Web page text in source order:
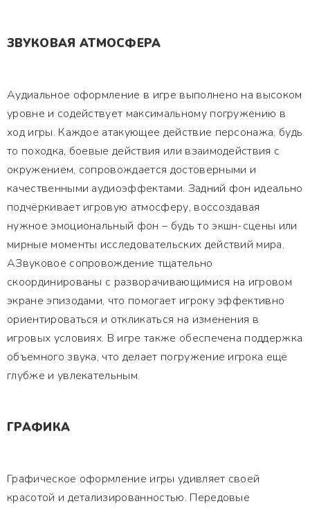
ЗВУКОВАЯ АТМОСФЕРА
Аудиальное оформление в игре выполнено на высоком
уровне и содействует максимальному погружению в
ход игры. Каждое атакующее действие персонажа, будь
то походка, боевые действия или взаимодействия с
окружением, сопровождается достоверными и
качественными аудиоэффектами. Задний фон идеально
подчёркивает игровую атмосферу, воссоздавая
нужное эмоциональный фон – будь то экшн-сцены или
мирные моменты исследовательских действий мира.
АЗвуковое сопровождение тщательно
скоординированы с разворачивающимися на игровом
экране эпизодами, что помогает игроку эффективно
ориентироваться и откликаться на изменения в
игровых условиях. В игре также обеспечена поддержка
объемного звука, что делает погружение игрока ещё
глубже и увлекательным.
ГРАФИКА
Графическое оформление игры удивляет своей
красотой и детализированностью. Передовые